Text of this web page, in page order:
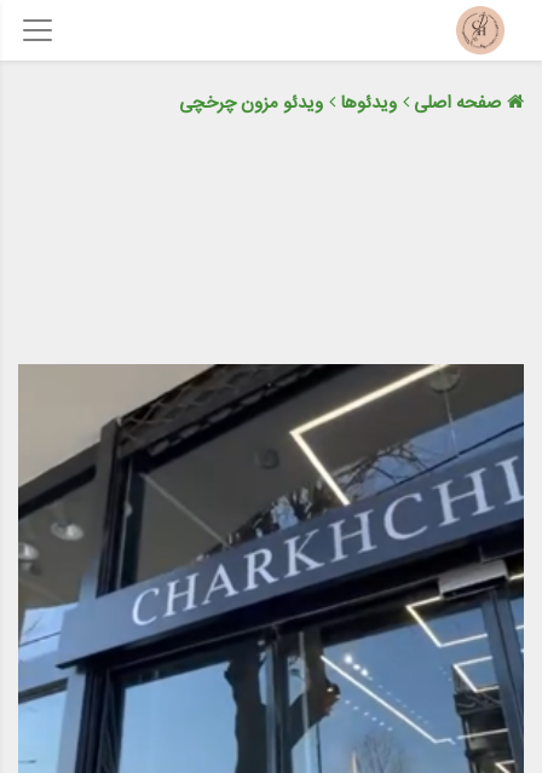
صفحه اصلی ویدئوها ویدئو مزون چرخچی